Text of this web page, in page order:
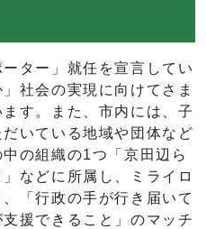
ター」就任を宣言してい
社会の実現に向けてさま
す。また、市内には、子
いている地域や団体など
の組織の1つ「京田辺ら
などに所属し、ミライロ
「行政の手が行き届いて
援できること」のマッチ